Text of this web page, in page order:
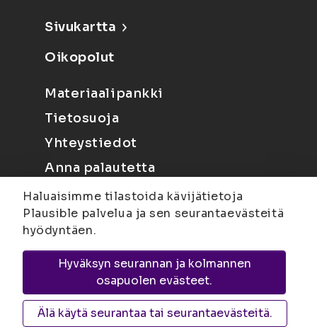
Sivukartta
Oikopolut
Materiaalipankki
Tietosuoja
Yhteystiedot
Anna palautetta
Joensuu
Suvantokatu 6, 80100 Joensuu |
KuopioYliopistonranta 15, PL 1627, 70211
Kuopio
Haluaisimme tilastoida kävijätietoja
Plausible palvelua ja sen seurantaevästeitä
hyödyntäen.
Hyväksyn seurannan ja kolmannen
osapuolen evästeet.
Älä käytä seurantaa tai seurantaevästeitä.